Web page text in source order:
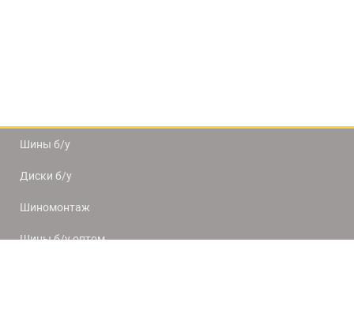
Шины б/у
Диски б/у
Шиномонтаж
Шины б/у оптом